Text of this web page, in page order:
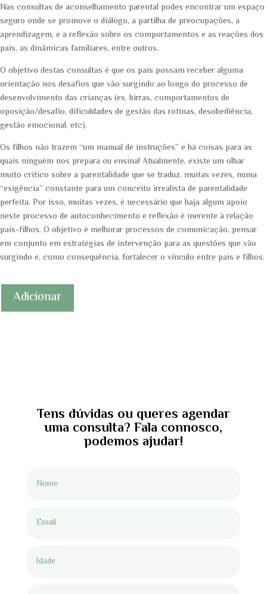
Nas consultas de aconselhamento parental podes encontrar um espaço
seguro onde se promove o diálogo, a partilha de preocupações, a
aprendizagem, e a reflexão sobre os comportamentos e as reações dos
pais, as dinâmicas familiares, entre outros.
O objetivo destas consultas é que os pais possam receber alguma
orientação nos desafios que vão surgindo ao longo do processo de
desenvolvimento das crianças (ex. birras, comportamentos de
oposição/desafio, dificuldades de gestão das rotinas, desobediência,
gestão emocional, etc).
Os filhos não trazem “um manual de instruções” e há coisas para as
quais ninguém nos prepara ou ensina! Atualmente, existe um olhar
muito crítico sobre a parentalidade que se traduz, muitas vezes, numa
“exigência” constante para um conceito irrealista de parentalidade
perfeita. Por isso, muitas vezes, é necessário que haja algum apoio
neste processo de autoconhecimento e reflexão é inerente à relação
pais-filhos. O objetivo é melhorar processos de comunicação, pensar
em conjunto em estratégias de intervenção para as questões que vão
surgindo e, como consequência, fortalecer o vínculo entre pais e filhos.
Adicionar
Tens dúvidas ou queres agendar
uma consulta? Fala connosco,
podemos ajudar!